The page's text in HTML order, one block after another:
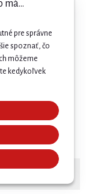
má...
pre správne
spoznať, čo
môžeme
kedykoľvek
Pohoda Connectorby
🔥 Pošlite